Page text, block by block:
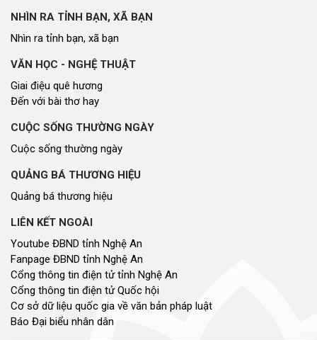
NHÌN RA TỈNH BẠN, XÃ BẠN
Nhìn ra tỉnh bạn, xã bạn
VĂN HỌC - NGHỆ THUẬT
Giai điệu quê hương
Đến với bài thơ hay
CUỘC SỐNG THƯỜNG NGÀY
Cuộc sống thường ngày
QUẢNG BÁ THƯƠNG HIỆU
Quảng bá thương hiệu
LIÊN KẾT NGOÀI
Youtube ĐBND tỉnh Nghệ An
Fanpage ĐBND tỉnh Nghệ An
Cổng thông tin điện tử tỉnh Nghệ An
Cổng thông tin điện tử Quốc hội
Cơ sở dữ liệu quốc gia về văn bản pháp luật
Báo Đại biểu nhân dân